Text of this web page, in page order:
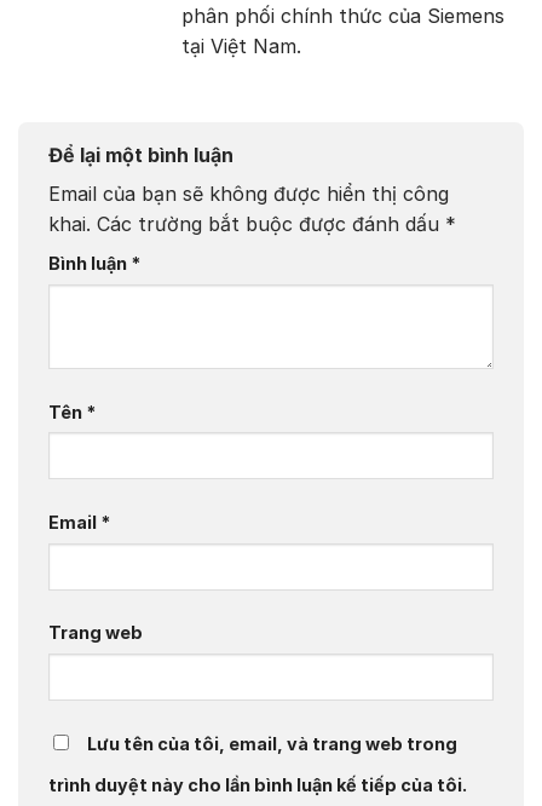
phân phối chính thức của Siemens
tại Việt Nam.
Để lại một bình luận
Email của bạn sẽ không được hiển thị công
khai. Các trường bắt buộc được đánh dấu *
Bình luận *
Tên *
Email *
Trang web
Lưu tên của tôi, email, và trang web trong
trình duyệt này cho lần bình luận kế tiếp của tôi.